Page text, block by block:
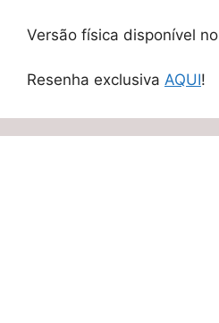
Versão física disponível no
Resenha exclusiva AQUI!